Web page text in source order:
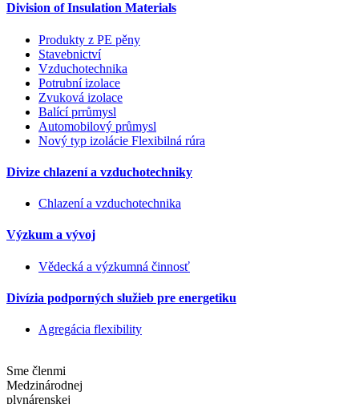
Division of Insulation Materials
Produkty z PE pěny
Stavebnictví
Vzduchotechnika
Potrubní izolace
Zvuková izolace
Balící prrůmysl
Automobilový průmysl
Nový typ izolácie Flexibilná rúra
Divize chlazení a vzduchotechniky
Chlazení a vzduchotechnika
Výzkum a vývoj
Vědecká a výzkumná činnosť
Divízia podporných služieb pre energetiku
Agregácia flexibility
Sme členmi
Medzinárodnej
plynárenskej